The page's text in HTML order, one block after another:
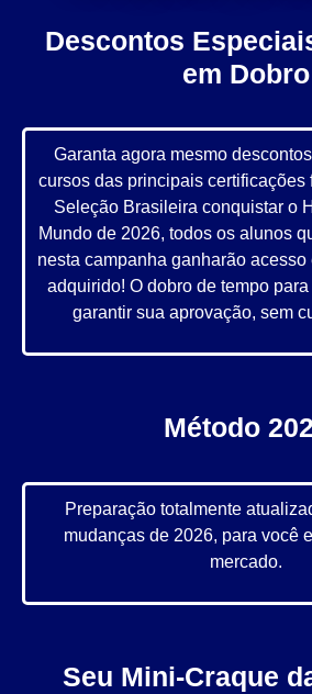
Descontos
em Dobro
Garanta agora mesmo
cursos das principais certificações
Seleção Brasileira conquistar o
Mundo de 2026, todos os alunos
nesta campanha ganharão acesso
adquirido! O dobro de tempo
garantir sua aprovação, sem
Método
Preparação totalmente
mudanças de 2026, para você
mercado.
Seu Mini-Craque